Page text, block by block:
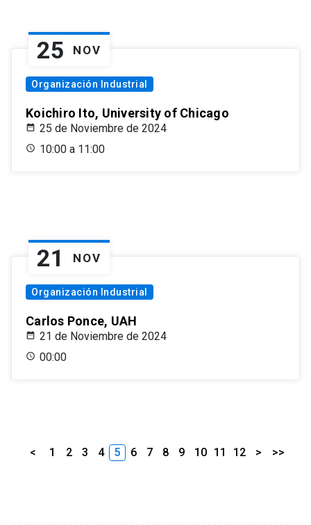
25 NOV
Organización Industrial
Koichiro Ito, University of Chicago
25 de Noviembre de 2024
10:00 a 11:00
21 NOV
Organización Industrial
Carlos Ponce, UAH
21 de Noviembre de 2024
00:00
< 1 2 3 4 5 6 7 8 9 10 11 12 > >>